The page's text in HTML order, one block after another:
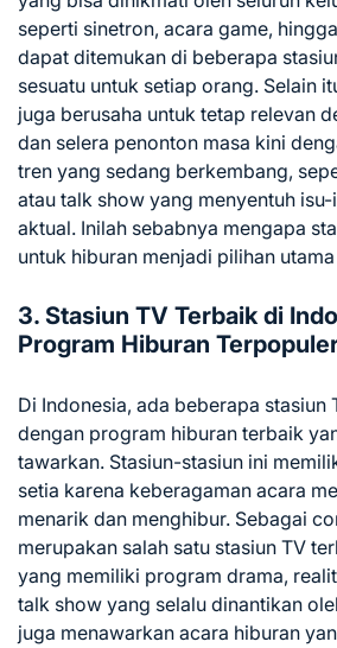
seperti sinetron, acara game,
dapat ditemukan di beberapa
sesuatu untuk setiap orang. Selain
juga berusaha untuk tetap relevan
dan selera penonton masa kini
tren yang sedang berkembang,
atau talk show yang menyentuh
aktual. Inilah sebabnya mengapa
untuk hiburan menjadi pilihan
3. Stasiun TV Terbaik di
Program Hiburan
Di Indonesia, ada beberapa stasiun
dengan program hiburan terbaik
tawarkan. Stasiun-stasiun ini
setia karena keberagaman acara
menarik dan menghibur. Sebagai
merupakan salah satu stasiun TV
yang memiliki program drama,
talk show yang selalu dinantikan
juga menawarkan acara hiburan